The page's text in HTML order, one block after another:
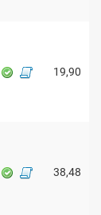
19,90
38,48